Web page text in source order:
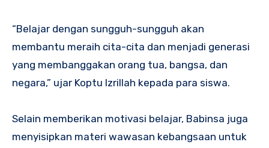
“Belajar dengan sungguh-sungguh akan
membantu meraih cita-cita dan menjadi generasi
yang membanggakan orang tua, bangsa, dan
negara,” ujar Koptu Izrillah kepada para siswa.
Selain memberikan motivasi belajar, Babinsa juga
menyisipkan materi wawasan kebangsaan untuk